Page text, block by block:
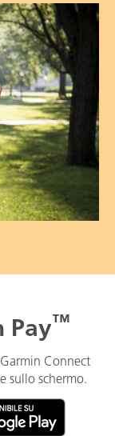
Pay™
Connect
sullo schermo.